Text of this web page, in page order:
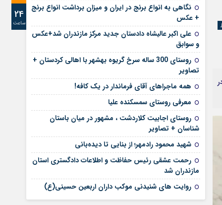
مرا به خاطر بسپار
24
ساعت
نگاهی به انواع برنج در ایران و میزان برداشت انواع برنج
+ عکس
علی‌ اکبر عالیشاه دادستان جدید مرکز مازندران شد+عکس
و سوابق
روستای 300 ساله سرخ ‌گریوه بهشهر با اهالی کردستان +
تصاویر
همه ماجراهای آقای فرماندار در یک کافه!
معرفی روستای سمسکنده علیا
روستای اجابیت کلاردشت ، مشهور در میان باستان
شناسان + تصاویر
شهید محمود رادمهر؛ از بنایی تا دیده‌بانی
رحمت عشقی رئیس حفاظت و اطلاعات دادگستری استان
مازندران شد
روایت های شنیدنی موکب داران اربعین حسینی(ع)